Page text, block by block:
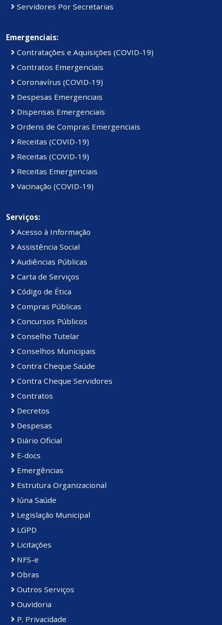
Servidores Por Secretarias
Emergenciais:
Contratações e Aquisições (COVID-19)
Contratos Emergenciais
Coronavírus (COVID-19)
Despesas Emergenciais
Dispensas Emergenciais
Ordens de Compras Emergenciais
Receitas (COVID-19)
Receitas (COVID-19)
Receitas Emergenciais
Vacinação (COVID-19)
Serviços:
Acesso à Informação
Assistência Social
Audiências Públicas
Carta de Serviços
Código de Ética
Compras Públicas
Concursos Públicos
Conselho Tutelar
Conselhos Municipais
Contra Cheque Saúde
Contra Cheque Servidores
Contratos
Decretos
Despesas
Diário Oficial
E-docs
Emergências
Estrutura Organizacional
Iúna Saúde
Legislação Municipal
LGPD
Licitações
NFS-e
Obras
Outros Serviços
Ouvidoria
P. Privacidade